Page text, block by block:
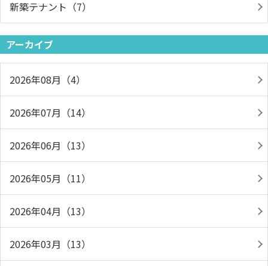
新築テナント（7）
アーカイブ
2026年08月（4）
2026年07月（14）
2026年06月（13）
2026年05月（11）
2026年04月（13）
2026年03月（13）